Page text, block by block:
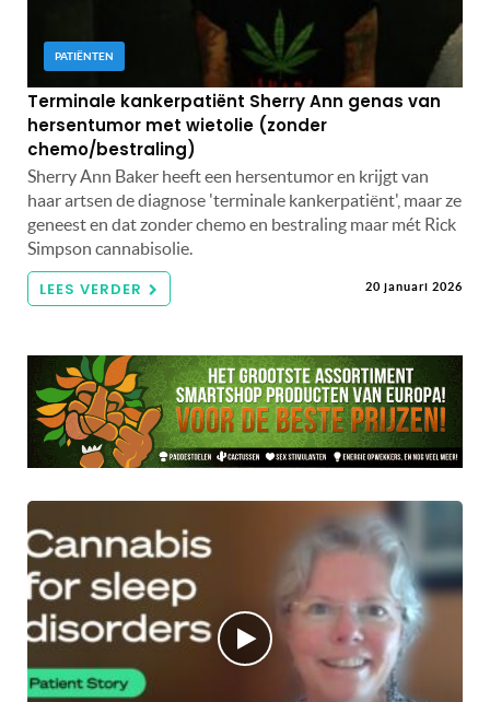
PATIËNTEN
Terminale kankerpatiënt Sherry Ann genas van
hersentumor met wietolie (zonder
chemo/bestraling)
Sherry Ann Baker heeft een hersentumor en krijgt van
haar artsen de diagnose 'terminale kankerpatiënt', maar ze
geneest en dat zonder chemo en bestraling maar mét Rick
Simpson cannabisolie.
LEES VERDER 20 januari 2026